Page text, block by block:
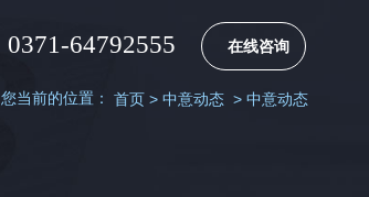
0371-64792555 在线咨询
您当前的位置： 首页 > 中意动态 > 中意动态